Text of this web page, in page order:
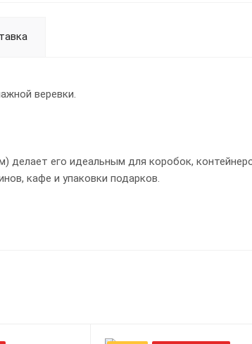
веревки.
его идеальным для коробок,
кафе и упаковки подарков.